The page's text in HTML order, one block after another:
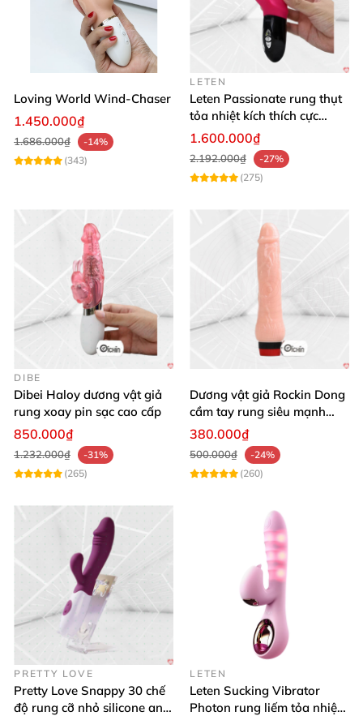
Loving World Wind-Chaser
1.450.000₫
1.686.000₫
-14%
(343)
LETEN
Leten Passionate rung thụt
tỏa nhiệt kích thích cực
mạnh
1.600.000₫
2.192.000₫
-27%
(275)
DIBE
Dibei Haloy dương vật giả
rung xoay pin sạc cao cấp
850.000₫
1.232.000₫
-31%
(265)
Dương vật giả Rockin Dong
cầm tay rung siêu mạnh
silicon y tế cao cấp
380.000₫
500.000₫
-24%
(260)
PRETTY LOVE
Pretty Love Snappy 30 chế
độ rung cỡ nhỏ silicone an
LETEN
Leten Sucking Vibrator
Photon rung liếm tỏa nhiệt